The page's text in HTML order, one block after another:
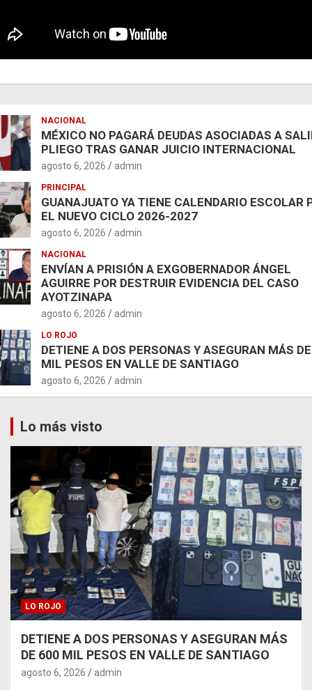
NACIONAL
MÉXICO NO PAGARÁ DEUDAS ASOCIADAS A
PLIEGO TRAS GANAR JUICIO INTERNACIONAL
agosto 6, 2026 admin
PRINCIPAL
GUANAJUATO YA TIENE CALENDARIO ESCOLAR
EL NUEVO CICLO 2026-2027
agosto 6, 2026 admin
NACIONAL
ENVÍAN A PRISIÓN A EXGOBERNADOR ÁNGEL
AGUIRRE POR DESTRUIR EVIDENCIA DEL CASO
AYOTZINAPA
agosto 6, 2026 admin
LO ROJO
DETIENE A DOS PERSONAS Y ASEGURAN MÁS
MIL PESOS EN VALLE DE SANTIAGO
agosto 6, 2026 admin
Lo más visto
LO ROJO
DETIENE A DOS PERSONAS Y ASEGURAN MÁS
DE 600 MIL PESOS EN VALLE DE SANTIAGO
agosto 6, 2026 admin